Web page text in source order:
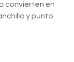
convierten en
y punto